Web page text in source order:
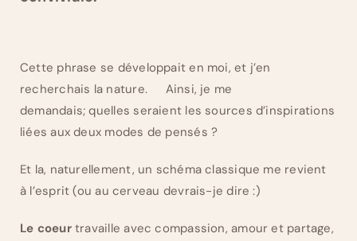
Cette phrase se développait en moi, et j’en
recherchais la nature. Ainsi, je me
demandais; quelles seraient les sources d’inspirations
liées aux deux modes de pensés ?
Et la, naturellement, un schéma classique me revient
à l’esprit (ou au cerveau devrais-je dire :)
Le coeurtravaille avec compassion, amour et partage,